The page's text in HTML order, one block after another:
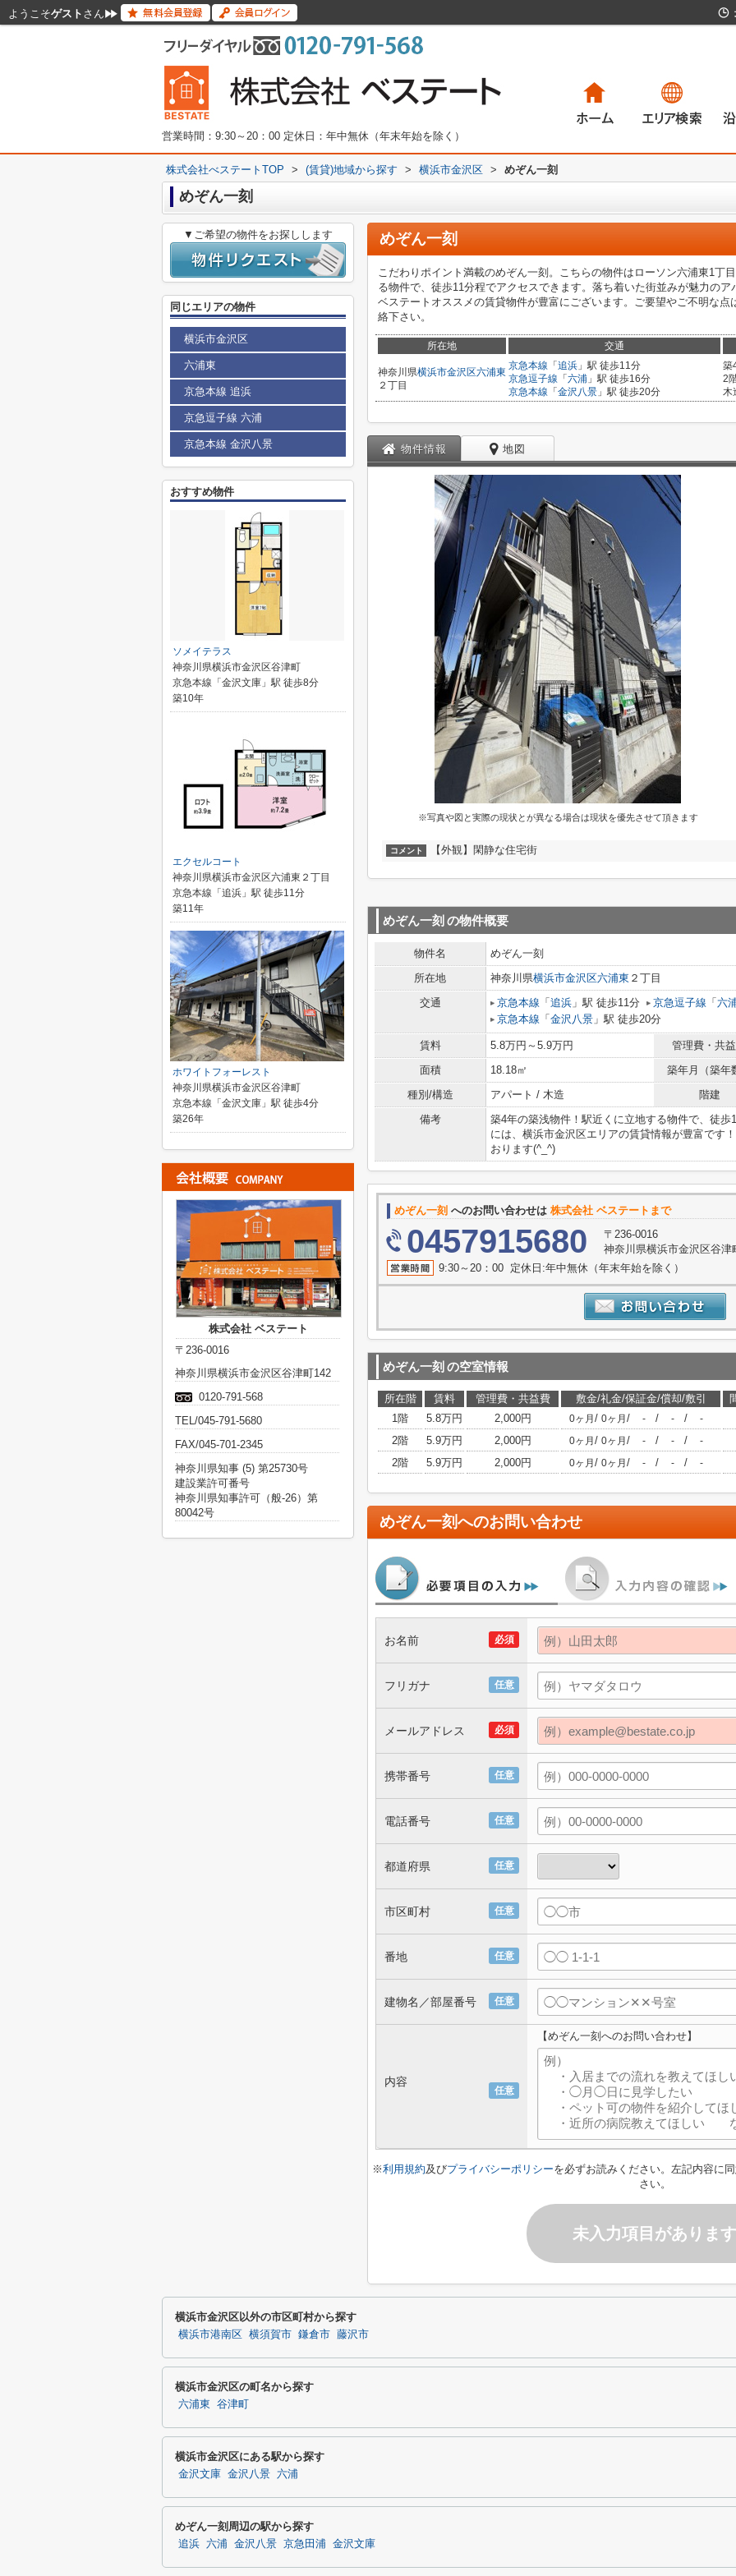
ようこそゲスト さん
営業時間：9:30～20：00 定休日：年中無休（年末年始を除く）
株式会社べステートTOP > (賃貸)地域から探す > 横浜市金沢区 > めぞん一刻
めぞん一刻
めぞん一刻
こだわりポイント満載のめぞん一刻。こちらの物件はローソン六浦東1丁
る物件で、徒歩11分程でアクセスできます。落ち着いた街並みが魅力の
ベステートオススメの賃貸物件が豊富にございます。ご要望やご不明な
絡下さい。
所在地 交通
神奈川県横浜市金沢区六浦東
２丁目
京急本線 「 追浜 」駅 徒歩11分
京急逗子線 「 六浦 」駅 徒歩16分
京急本線 「 金沢八景 」駅 徒歩20分
築
2
木
物件情報 地図
※写真や図と実際の現状とが異なる場合は現状を優先させて頂きます
コメント 【外観】閑静な住宅街
めぞん一刻 の物件概要
物件名
めぞん一刻
所在地
神奈川県横浜市金沢区六浦東 ２丁目
交通
京急本線 「 追浜 」駅 徒歩11分 京急逗子線 「 六
京急本線 「 金沢八景 」駅 徒歩20分
賃料 5.8万円～5.9万円
管理費・共
面積
18.18㎡
築年月（築年
種別/構造
アパート / 木造
階建
備考
築4年の築浅物件！駅近くに立地する物件で、徒
には、横浜市金沢区エリアの賃貸情報が豊富です
おります(^_^)
めぞん一刻 へのお問い合わせは 株式会社 ベステートまで
0457915680
〒236-0016
神奈川県横浜市金沢区谷
9:30～20：00 定休日:年中無休（年末年始を除く）
めぞん一刻 の空室情報
所在階 賃料 管理費・共益費 敷金/礼金/保証金/償却/敷引
1階
5.8万円 2,000円 0ヶ月 / 0ヶ月 / - / - / -
2階 5.9万円 2,000円 0ヶ月 / 0ヶ月 / - / - / -
2階 5.9万円 2,000円 0ヶ月 / 0ヶ月 / - / - / -
めぞん一刻へのお問い合わせ
必須
お名前
任意
フリガナ
必須
メールアドレス
任意
携帯番号
任意
電話番号
任意
都道府県
任意
市区町村
任意
番地
任意
建物名／部屋番号
任意
内容
【めぞん一刻へのお問い合わせ】
※利用規約及びプライバシーポリシーを必ずお読みください。左記内容に
さい。
未入力項目があります
▼ご希望の物件をお探しします
同じエリアの物件
横浜市金沢区
六浦東
京急本線 追浜
京急逗子線 六浦
京急本線 金沢八景
おすすめ物件
ソメイテラス
神奈川県横浜市金沢区谷津町
京急本線「金沢文庫」駅 徒歩8分
築10年
エクセルコート
神奈川県横浜市金沢区六浦東２丁目
京急本線「追浜」駅 徒歩11分
築11年
ホワイトフォーレスト
神奈川県横浜市金沢区谷津町
京急本線「金沢文庫」駅 徒歩4分
築26年
株式会社 ベステート
〒236-0016
神奈川県横浜市金沢区谷津町142
0120-791-568
TEL/045-791-5680
FAX/045-701-2345
神奈川県知事 (5) 第25730号
建設業許可番号
神奈川県知事許可（般-26）第
80042号
横浜市金沢区以外の市区町村から探す
横浜市港南区 横須賀市 鎌倉市 藤沢市
横浜市金沢区の町名から探す
六浦東 谷津町
横浜市金沢区にある駅から探す
金沢文庫 金沢八景 六浦
めぞん一刻周辺の駅から探す
追浜 六浦 金沢八景 京急田浦 金沢文庫